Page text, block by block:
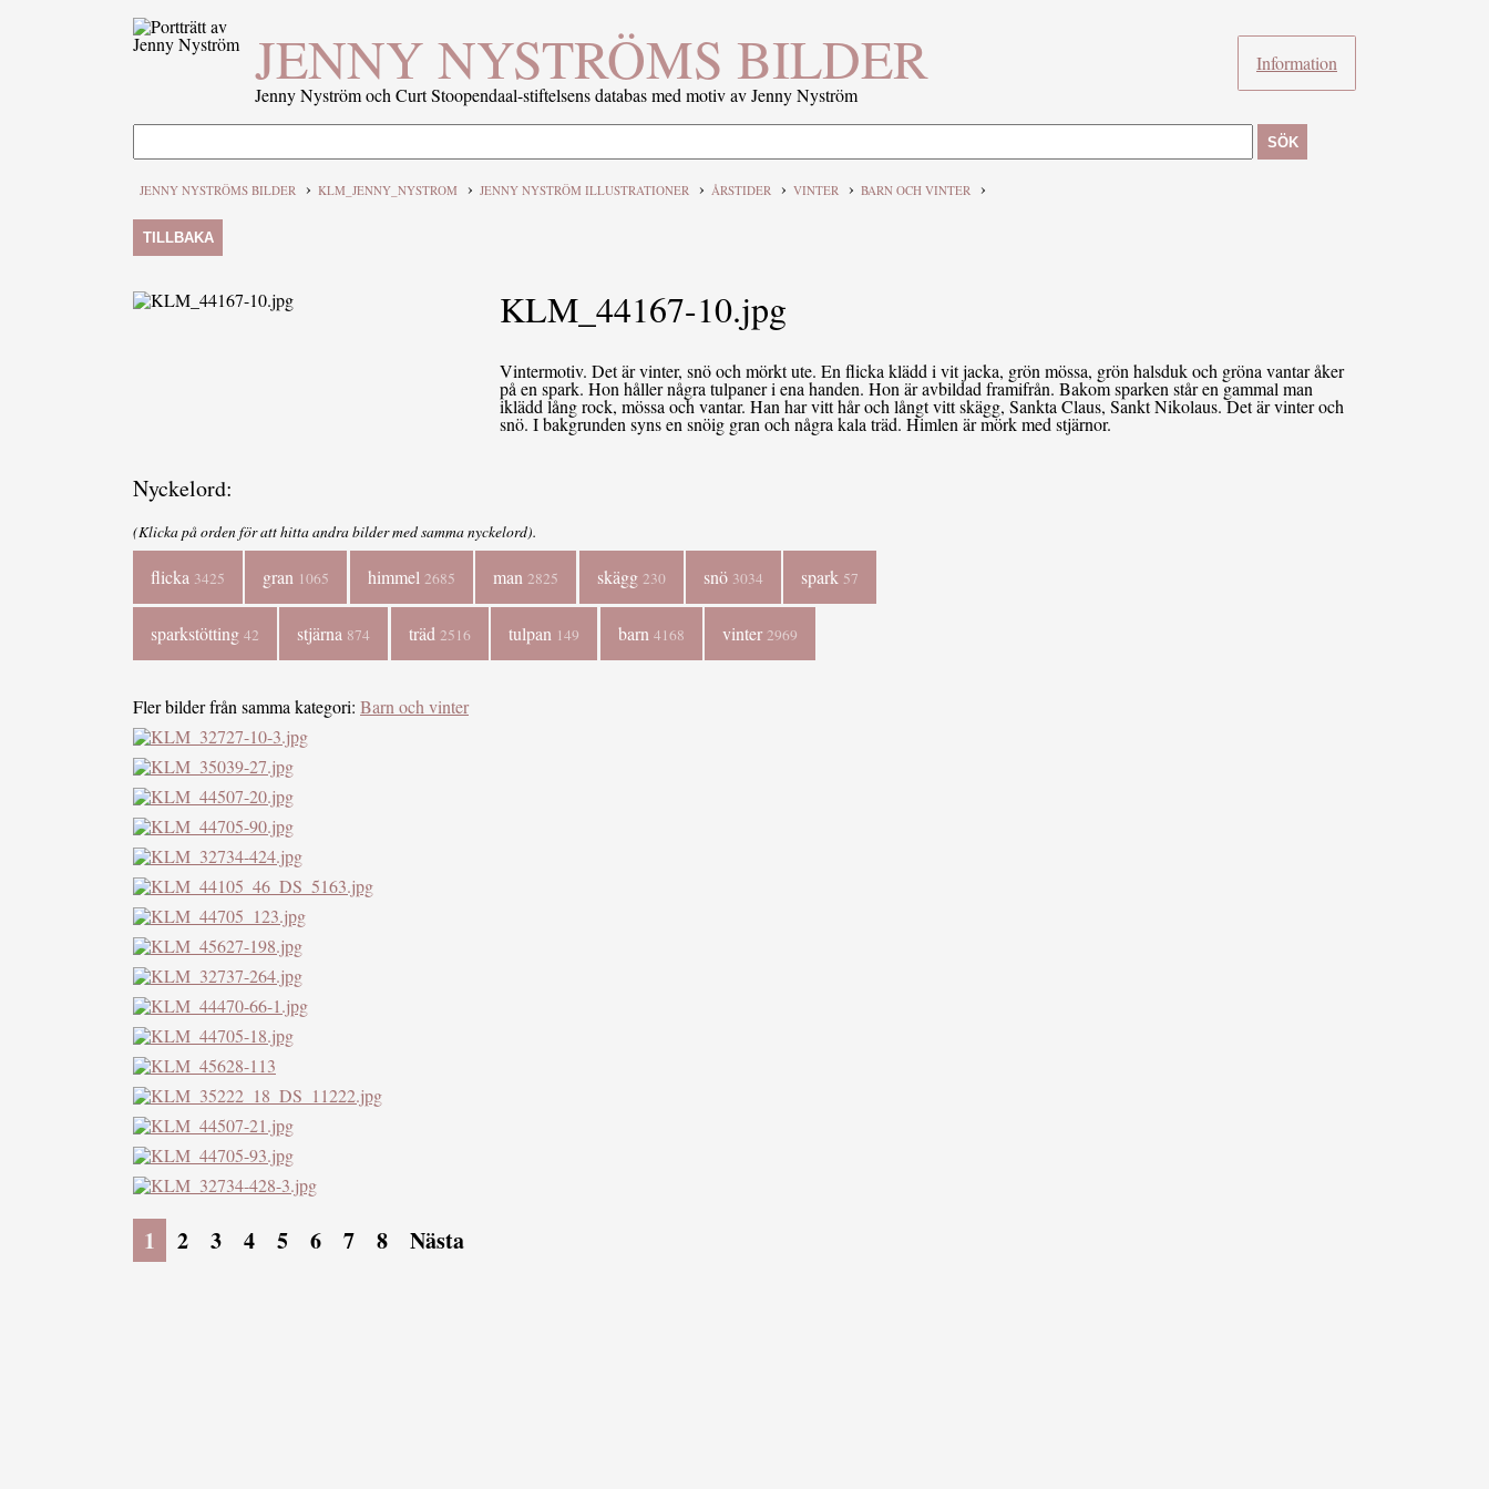
JENNY NYSTRÖMS BILDER
Jenny Nyström och Curt Stoopendaal-stiftelsens databas med motiv av Jenny Nyström
Information
SÖK
JENNY NYSTRÖMS BILDER › KLM_JENNY_NYSTROM › JENNY NYSTRÖM ILLUSTRATIONER › ÅRSTIDER › VINTER › BARN OCH VINTER ›
TILLBAKA
KLM_44167-10.jpg
Vintermotiv. Det är vinter, snö och mörkt ute. En flicka klädd i vit jacka, grön mössa, grön halsduk och gröna vantar åker
på en spark. Hon håller några tulpaner i ena handen. Hon är avbildad framifrån. Bakom sparken står en gammal man
iklädd lång rock, mössa och vantar. Han har vitt hår och långt vitt skägg, Sankta Claus, Sankt Nikolaus. Det är vinter och
snö. I bakgrunden syns en snöig gran och några kala träd. Himlen är mörk med stjärnor.
Nyckelord:
(Klicka på orden för att hitta andra bilder med samma nyckelord).
flicka 3425 gran 1065 himmel 2685 man 2825 skägg 230 snö 3034 spark 57
sparkstötting 42 stjärna 874 träd 2516 tulpan 149 barn 4168 vinter 2969
Fler bilder från samma kategori: Barn och vinter
1 2 3 4 5 6 7 8 Nästa